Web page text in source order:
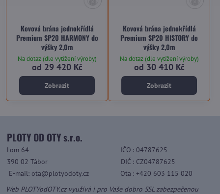
Kovová brána jednokřídlá
Premium SP20 HARMONY do
výšky 2,0m
Na dotaz (dle vytížení výroby)
od 29 420 Kč
Zobrazit
Kovová brána jednokřídlá
Premium SP20 HISTORY do
výšky 2,0m
Na dotaz (dle vytížení výroby)
od 30 410 Kč
Zobrazit
PLOTY OD OTY s.r.o.
Lom 64 IČO : 04787625
390 02 Tábor
DIČ : CZ04787625
E-mail: ota@plotyodoty.cz
Ota : +420 603 115 020
Web PLOTYodOTY.cz využívá i pro Vaše dobro SSL zabezpečenou